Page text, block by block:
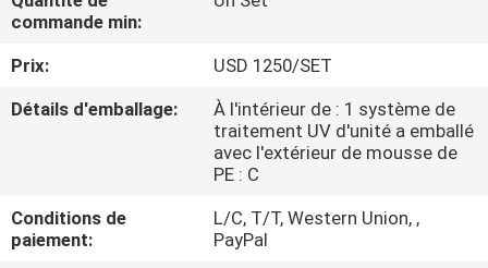
CONTRÔLE
DE
QUALITÉ
NOUS
commande min:
Prix:
USD 1250/SET
Détails d'emballage:
À l'intérieur de : 1 système de
traitement UV d'unité a emballé
avec l'extérieur de mousse de
PE : C
Conditions de
paiement:
L/C, T/T, Western Union, ,
PayPal